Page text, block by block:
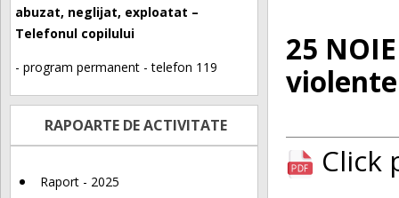
abuzat, neglijat, exploatat –
Telefonul copilului
- program permanent - telefon 119
RAPOARTE DE ACTIVITATE
Raport - 2025
25
Click